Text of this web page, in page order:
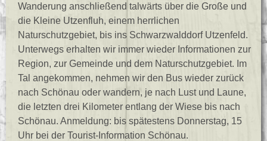
Wanderung anschließend talwärts über die Große und
die Kleine Utzenfluh, einem herrlichen
Naturschutzgebiet, bis ins Schwarzwalddorf Utzenfeld.
Unterwegs erhalten wir immer wieder Informationen zur
Region, zur Gemeinde und dem Naturschutzgebiet. Im
Tal angekommen, nehmen wir den Bus wieder zurück
nach Schönau oder wandern, je nach Lust und Laune,
die letzten drei Kilometer entlang der Wiese bis nach
Schönau. Anmeldung: bis spätestens Donnerstag, 15
Uhr bei der Tourist-Information Schönau.